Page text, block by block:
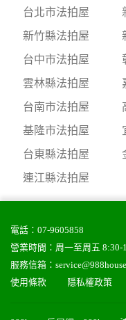
台北市法拍屋
新竹縣法拍屋
台中市法拍屋
雲林縣法拍屋
台南市法拍屋
基隆市法拍屋
台東縣法拍屋
連江縣法拍屋
電話： 07-9605858
營業時間：周一至周五 8:30-
服務信箱：
使用條款
隱私權政策